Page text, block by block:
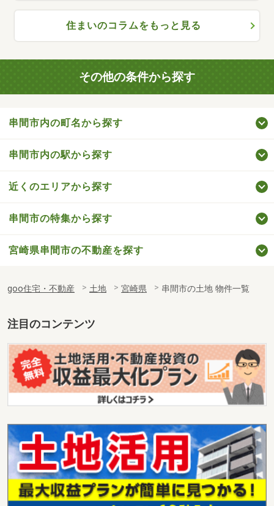
住まいのコラムをもっと見る
その他の条件から探す
串間市内の町名から探す
串間市内の駅から探す
近くのエリアから探す
串間市の特集から探す
宮崎県串間市の不動産を探す
goo住宅・不動産 土地 宮崎県 串間市の土地 物件一覧
注目のコンテンツ